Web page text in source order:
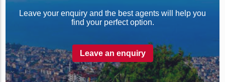
Leave your enquiry and the best agents will help you
find your perfect option.
Leave an enquiry